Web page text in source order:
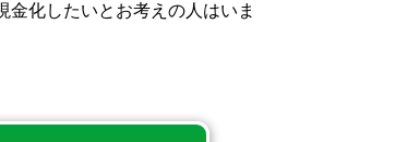
化したいとお考えの人はいま